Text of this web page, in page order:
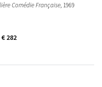
Comédie Française, 1969
€ 282